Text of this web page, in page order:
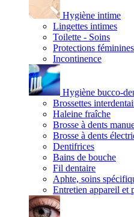
Hygiène intime
Lingettes intimes
Toilette - Soins
Protections féminines
Incontinence
Hygiène bucco-
Brossettes
Haleine fraîche
Brosse à dents
Brosse à dents
Dentifrices
Bains de bouche
Fil dentaire
Aphte, soins
Entretien appareil et